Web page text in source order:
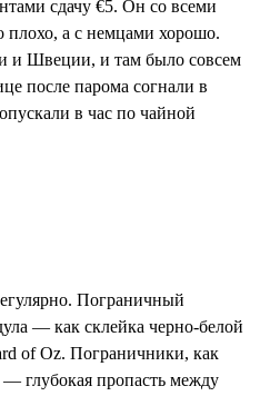
сдачу €5. Он со всеми
плохо, а с немцами хорошо.
и Швеции, и там было совсем
после парома согнали в
в час по чайной
Пограничный
— как склейка черно-белой
of Oz. Пограничники, как
глубокая пропасть между